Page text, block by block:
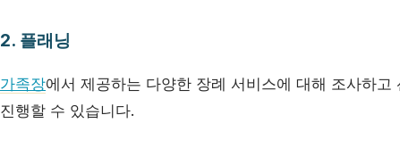
2. 플래닝
가족장에서 제공하는 다양한 장례 서비스에 대해 조사하
진행할 수 있습니다.